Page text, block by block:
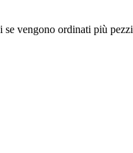
se vengono ordinati più